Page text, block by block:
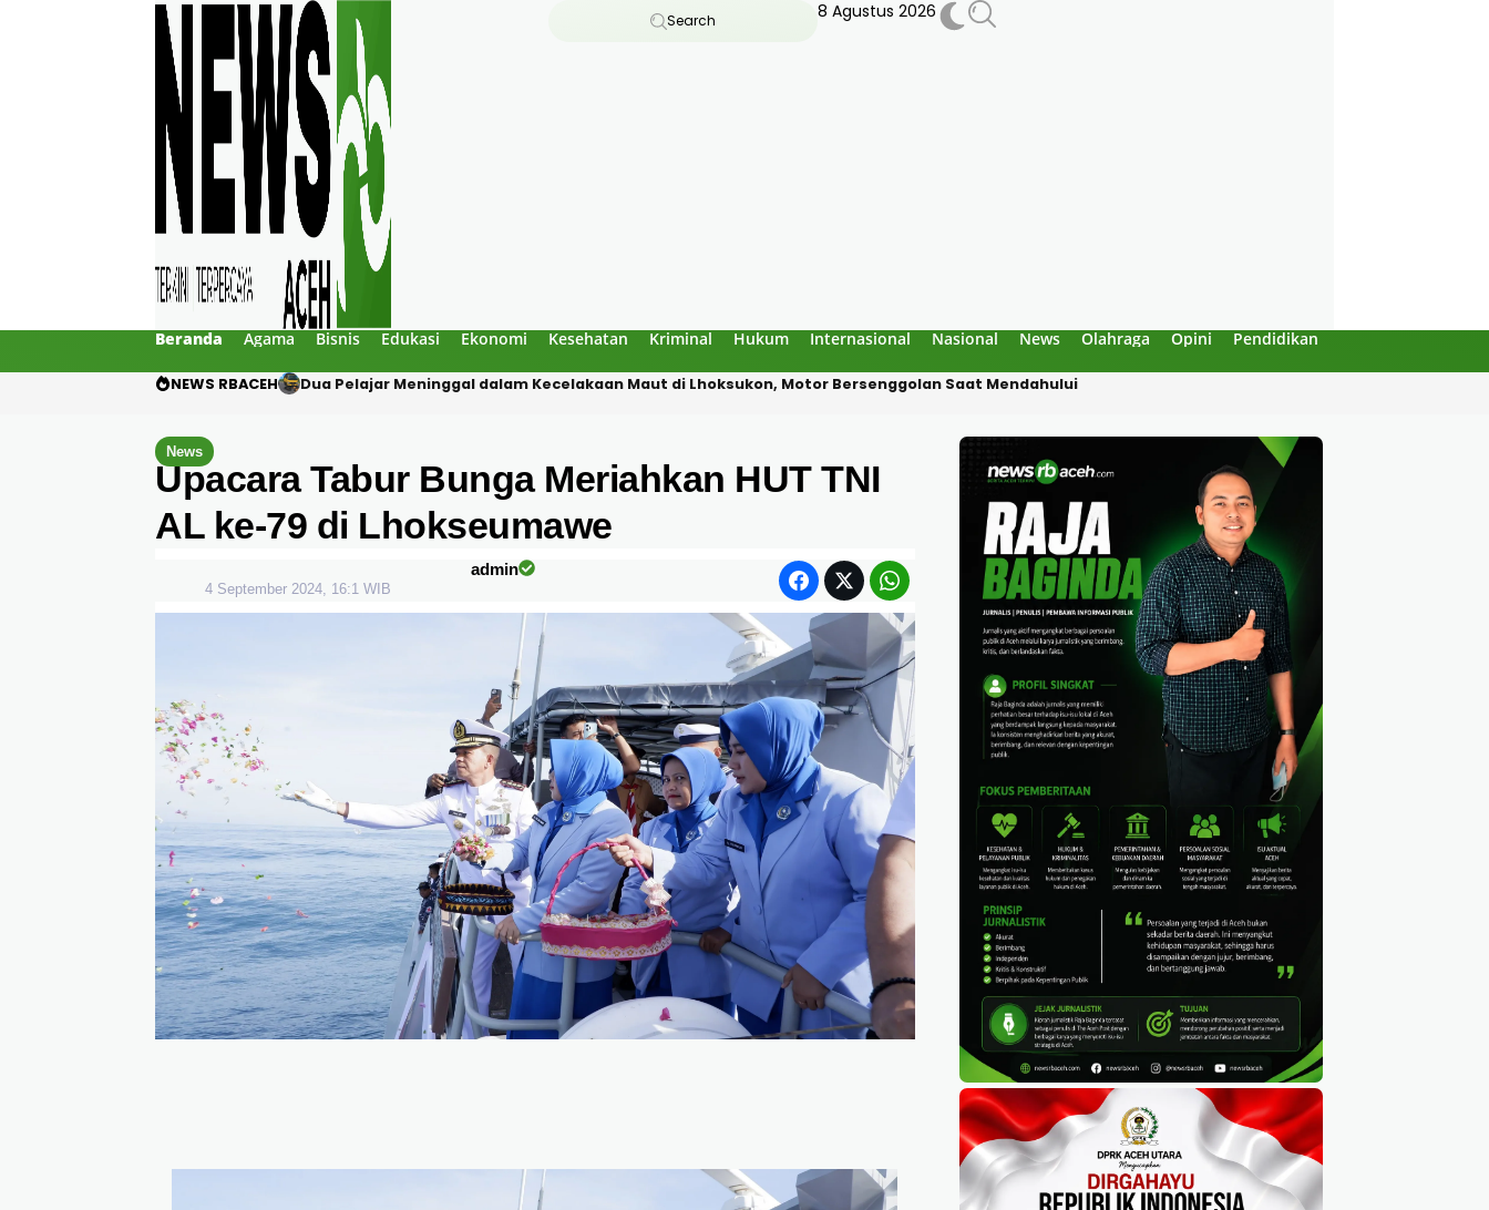
Search 8 Agustus 2026
Beranda Agama Bisnis Edukasi Ekonomi Kesehatan Kriminal Hukum Internasional Nasional News Olahraga Opini Pendidikan
NEWS RBACEH Gibran Tegur Kadisdik Bireuen, Temukan 1 Buku Dipakai 3 Siswa di SDN 7 Jangka Bireuen: “Enggak Boleh!”
News
Upacara Tabur Bunga Meriahkan HUT TNI
AL ke-79 di Lhokseumawe
admin
4 September 2024, 16:1 WIB